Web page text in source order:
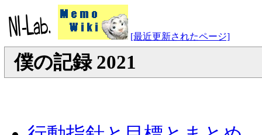
[最近更新されたページ]
僕の記録 2021